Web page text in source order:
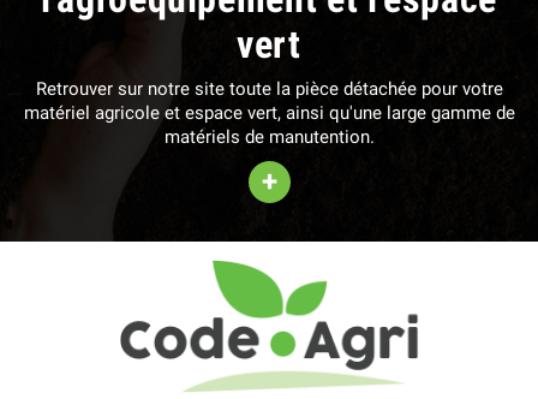
vert
Retrouver sur notre site toute la pièce détachée pour votre
matériel agricole et espace vert, ainsi qu'une large gamme de
matériels de manutention.
+